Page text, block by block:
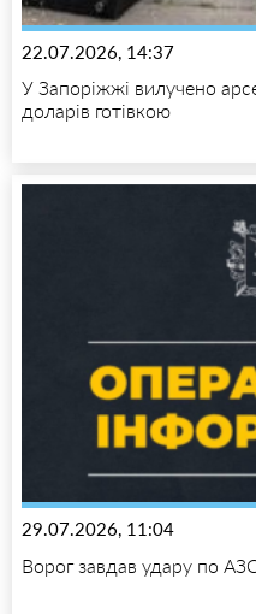
22.07.2026, 14:37
У Запоріжжі вилучено
доларів готівкою
29.07.2026, 11:04
Ворог завдав удару по